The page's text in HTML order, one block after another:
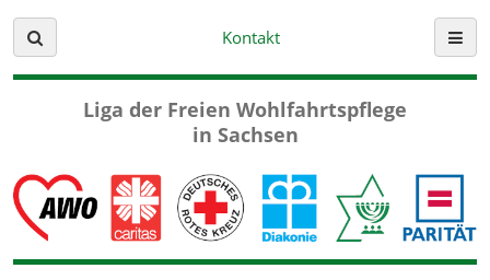
Suche
Kontakt
Liga der Freien Wohlfahrtspflege
in Sachsen